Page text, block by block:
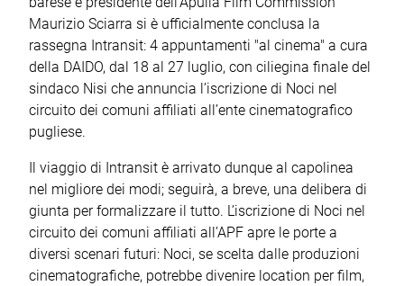
Maurizio Sciarra si è ufficialmente conclusa la
rassegna Intransit: 4 appuntamenti "al cinema" a cura
della DAIDO, dal 18 al 27 luglio, con ciliegina finale del
sindaco Nisi che annuncia l’iscrizione di Noci nel
circuito dei comuni affiliati all’ente cinematografico
pugliese.
Il viaggio di Intransit è arrivato dunque al capolinea
nel migliore dei modi; seguirà, a breve, una delibera di
giunta per formalizzare il tutto. L’iscrizione di Noci nel
circuito dei comuni affiliati all’APF apre le porte a
diversi scenari futuri: Noci, se scelta dalle produzioni
cinematografiche, potrebbe divenire location per film,